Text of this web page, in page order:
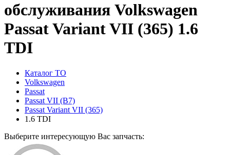
обслуживания Volkswagen
Passat Variant VII (365) 1.6
TDI
Каталог ТО
Volkswagen
Passat
Passat VII (B7)
Passat Variant VII (365)
1.6 TDI
Выберите интересующую Вас запчасть: